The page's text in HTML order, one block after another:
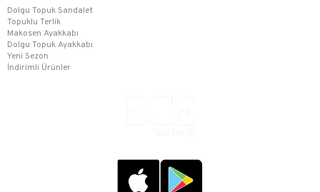
Dolgu Topuk Sandalet
Topuklu Terlik
Makosen Ayakkabı
Dolgu Topuk Ayakkabı
Yeni Sezon
İndirimli Ürünler